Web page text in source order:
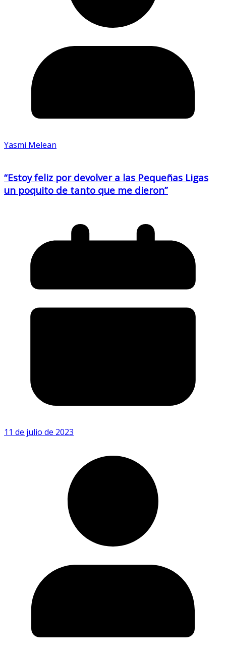
Yasmi Melean
“Estoy feliz por devolver a las Pequeñas Ligas
un poquito de tanto que me dieron”
11 de julio de 2023